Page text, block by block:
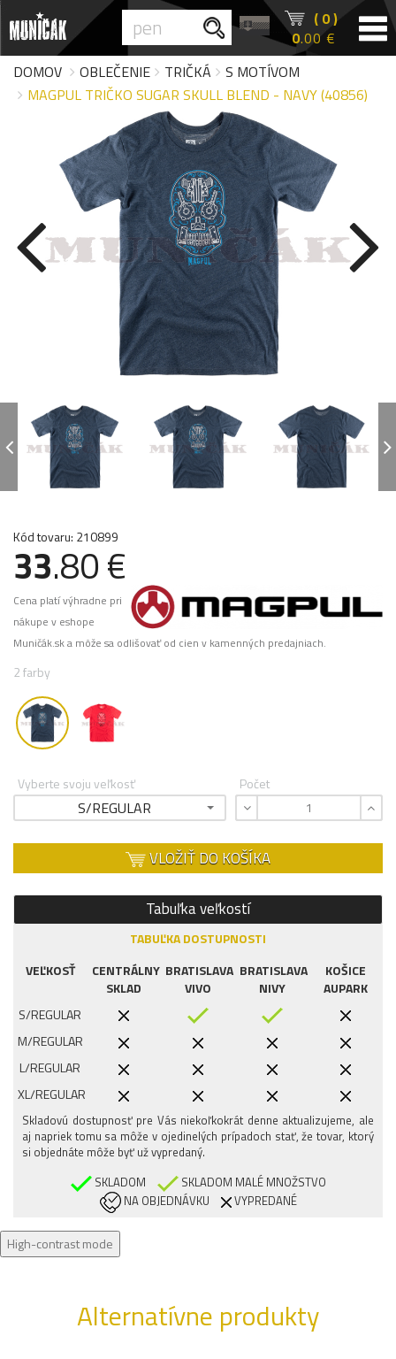
( 0 )
0.00 €
DOMOV
OBLEČENIE TRIČKÁ
S MOTÍVOM
MAGPUL TRIČKO SUGAR SKULL BLEND - NAVY (40856)
Kód tovaru: 210899
33.80 €
Cena platí výhradne pri
nákupe v eshope
Muničák.sk a môže sa odlišovať od cien v kamenných predajniach.
2 farby
Vyberte svoju veľkosť
S/REGULAR
Počet
VLOŽIŤ DO KOŠÍKA
Tabuľka veľkostí
TABUĽKA DOSTUPNOSTI
VEĽKOSŤ
CENTRÁLNY
SKLAD
BRATISLAVA
VIVO
BRATISLAVA
NIVY
KOŠICE
AUPARK
S/REGULAR
M/REGULAR
L/REGULAR
XL/REGULAR
Skladovú dostupnosť pre Vás niekoľkokrát denne aktualizujeme, ale
aj napriek tomu sa môže v ojedinelých prípadoch stať, že tovar, ktorý
si objednáte môže byť už vypredaný.
SKLADOM
SKLADOM MALÉ MNOŽSTVO
NA OBJEDNÁVKU
VYPREDANÉ
High-contrast mode
Alternatívne produkty